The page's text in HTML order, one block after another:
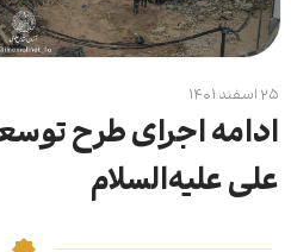
۲۵ اسفند ۱۴۰۱
ادامه اجرای طرح
علی‌ علیه‌السلام